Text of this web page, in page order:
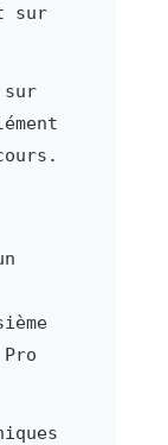
sur